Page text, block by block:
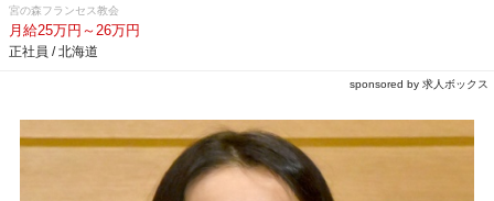
宮の森フランセス教会
月給25万円～26万円
正社員 / 北海道
sponsored by 求人ボックス